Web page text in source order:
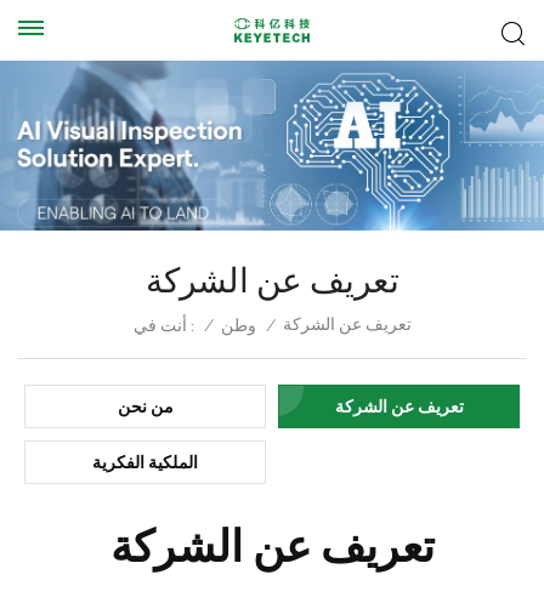
تعريف عن الشركة
أنت في : / وطن / تعريف عن الشركة
من نحن تعريف عن الشركة
الملكية الفكرية
تعريف عن الشركة